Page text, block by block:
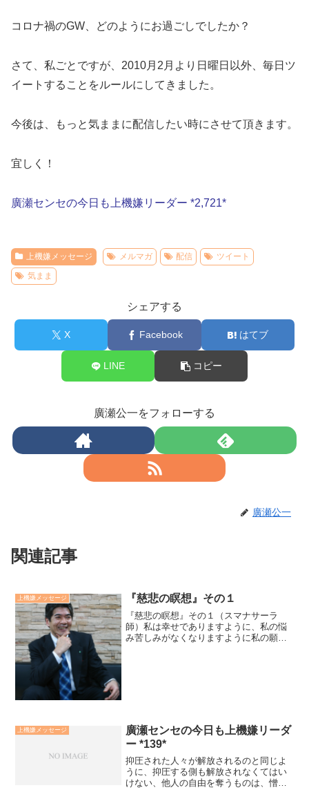
コロナ禍のGW、どのようにお過ごしでしたか？
さて、私ごとですが、2010月2月より日曜日以外、毎日ツ
イートすることをルールにしてきました。
今後は、もっと気ままに配信したい時にさせて頂きます。
宜しく！
廣瀬センセの今日も上機嫌リーダー *2,721*
上機嫌メッセージ メルマガ 配信
ツイート
気まま
シェアする
X Facebook はてブ
LINE コピー
廣瀬公一をフォローする
廣瀬公一
関連記事
上機嫌メッセージ 『慈悲の瞑想』その１
『慈悲の瞑想』その１（スマナサーラ
師）私は幸せでありますように、私の悩
み苦しみがなくなりますように私の願い
上機嫌メッセージ
廣瀬センセの今日も上機嫌リーダ
ー *139*
抑圧された人々が解放されるのと同じよ
うに、抑圧する側も解放されなくてはい
けない、他人の自由を奪うものは、憎し